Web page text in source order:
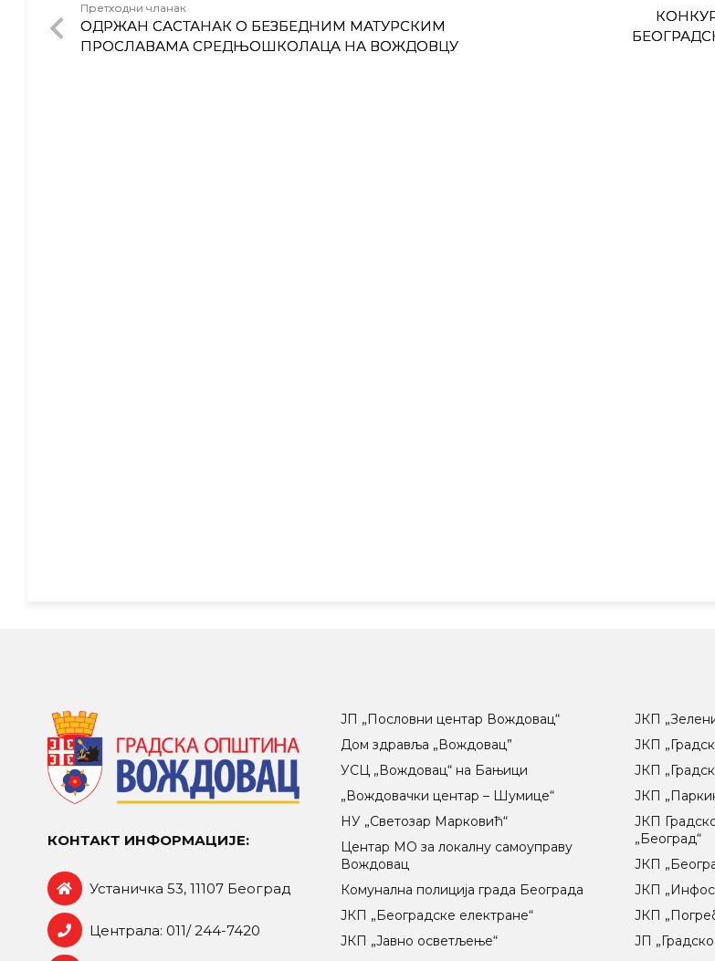
Претходни чланак
ОДРЖАН САСТАНАК О БЕЗБЕДНИМ МАТУРСКИМ
ПРОСЛАВАМА СРЕДЊОШКОЛАЦА НА ВОЖДОВЦУ
КОНТАКТ ИНФОРМАЦИЈЕ:
Устаничка 53, 11107 Београд
Централа: 011/ 244-7420
ЈП „Пословни центар Вождовац“
Дом здравља „Вождовац”
УСЦ „Вождовац“ на Бањици
„Вождовачки центар – Шумице“
НУ „Светозар Марковић“
Центар МO за локалну самоуправу
Вождовац
Комунална полиција града Београда
ЈКП „Београдске електране“
ЈКП „Јавно осветљење“
ЈКП
ЈКП
ЈКП
ЈКП
ЈКП
„Београд“
ЈКП
ЈКП
ЈКП
ЈП